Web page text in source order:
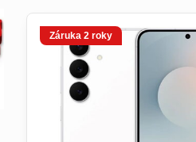
Záruka 2 roky